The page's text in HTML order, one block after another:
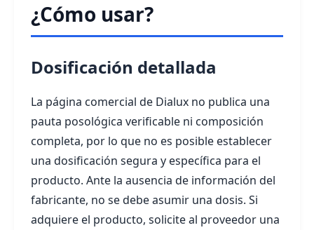
¿Cómo usar?
Dosificación detallada
La página comercial de Dialux no publica una
pauta posológica verificable ni composición
completa, por lo que no es posible establecer
una dosificación segura y específica para el
producto. Ante la ausencia de información del
fabricante, no se debe asumir una dosis. Si
adquiere el producto, solicite al proveedor una